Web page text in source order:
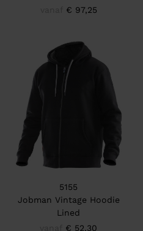
€ 97,25
5155
Jobman Vintage Hoodie
Lined
€ 52,30